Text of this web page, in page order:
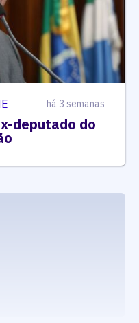
há 3 semanas
deputado do